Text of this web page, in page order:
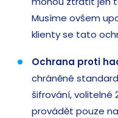
Musíme ovšem
klienty se tato
Ochrana proti
chráněné
šifrování, volitelné
provádět pouze